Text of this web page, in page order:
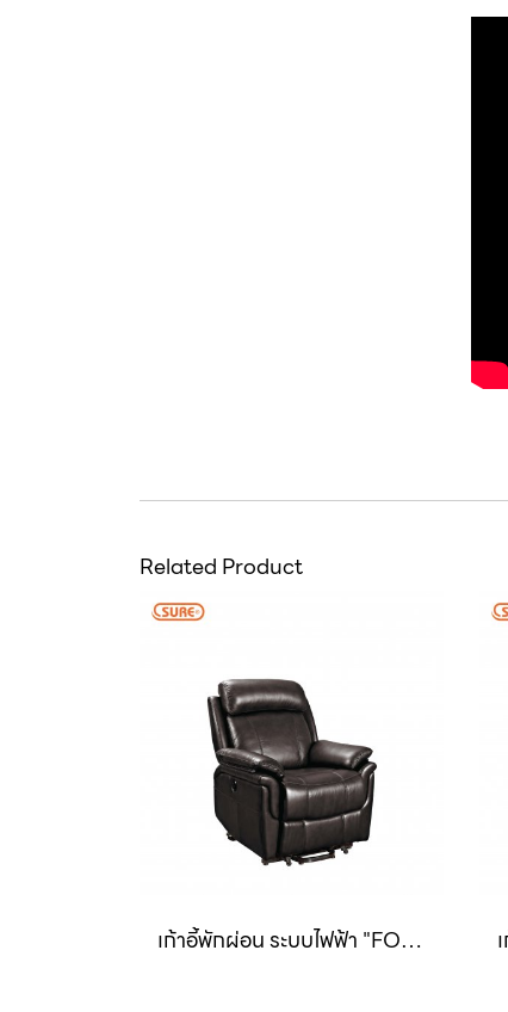
Related Product
เก้าอี้พักผ่อน ระบบไฟฟ้า "FOSTER"